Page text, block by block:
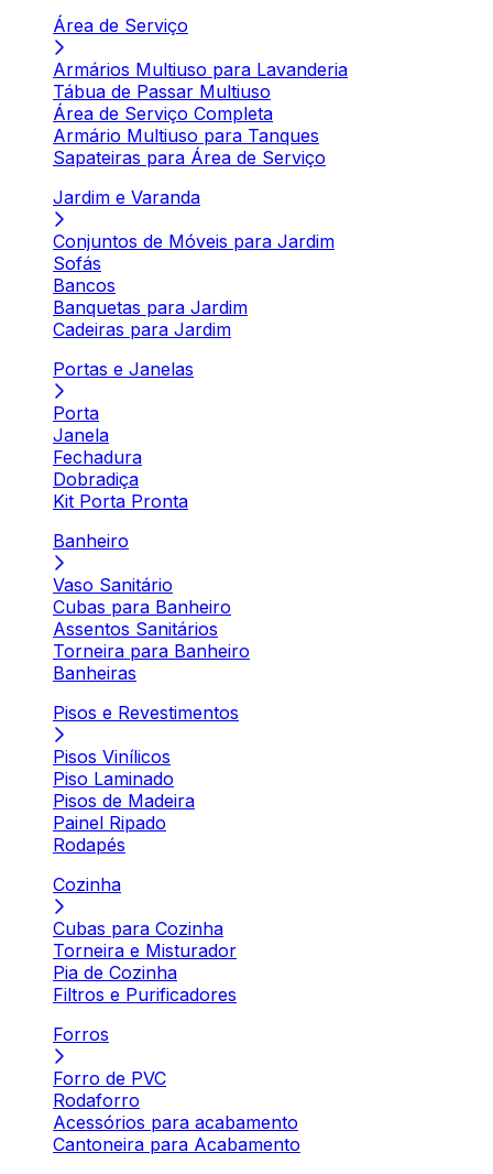
Área de Serviço
Armários Multiuso para Lavanderia
Tábua de Passar Multiuso
Área de Serviço Completa
Armário Multiuso para Tanques
Sapateiras para Área de Serviço
Jardim e Varanda
Conjuntos de Móveis para Jardim
Sofás
Bancos
Banquetas para Jardim
Cadeiras para Jardim
Portas e Janelas
Porta
Janela
Fechadura
Dobradiça
Kit Porta Pronta
Banheiro
Vaso Sanitário
Cubas para Banheiro
Assentos Sanitários
Torneira para Banheiro
Banheiras
Pisos e Revestimentos
Pisos Vinílicos
Piso Laminado
Pisos de Madeira
Painel Ripado
Rodapés
Cozinha
Cubas para Cozinha
Torneira e Misturador
Pia de Cozinha
Filtros e Purificadores
Forros
Forro de PVC
Rodaforro
Acessórios para acabamento
Cantoneira para Acabamento